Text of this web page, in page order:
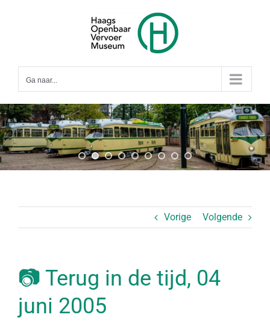
Ga naar...
Vorige Volgende
📷 Terug in de tijd, 04
juni 2005